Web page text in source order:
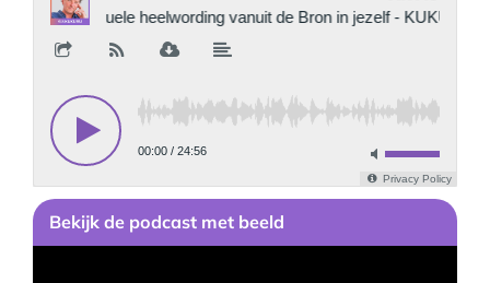
Bekijk de podcast met beeld